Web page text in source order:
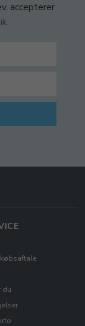
accepterer
.
du